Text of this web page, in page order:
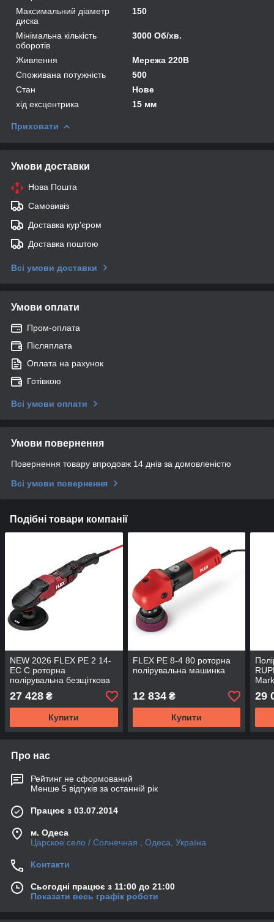
Максимальний діаметр
диска
150
Мінімальна кількість
оборотів
3000 Об/хв.
Живлення
Мережа 220В
Споживана потужність
500
Стан
Нове
хід ексцентрика
15 мм
Приховати
Умови доставки
Нова Пошта
Самовивіз
Доставка кур'єром
Доставка поштою
Всі умови доставки
Умови оплати
Пром-оплата
Післяплата
Оплата на рахунок
Готівкою
Всі умови оплати
Умови повернення
Повернення товару впродовж 14 днів за домовленістю
Всі умови повернення
Подібні товари компанії
NEW 2026 FLEX PE 2 14-
EC C роторна
полірувальна безщіткова
машинка
27 428 ₴
Купити
FLEX PE 8-4 80 роторна
полірувальна машинка
12 834₴
Купити
29
Про нас
Рейтинг не сформований
Менше 5 відгуків за останній рік
Працює з 03.07.2014
м. Одеса
Царское село / Солнечная , Одеса, Україна
Контакти
Сьогодні працює з 11:00 до 21:00
Показати весь графік роботи